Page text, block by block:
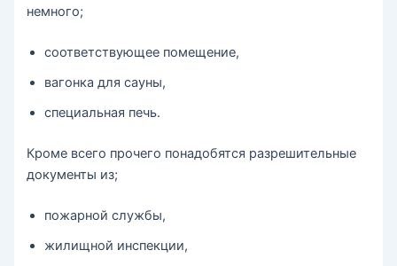
немного;
соответствующее помещение,
вагонка для сауны,
специальная печь.
Кроме всего прочего понадобятся разрешительные
документы из;
пожарной службы,
жилищной инспекции,